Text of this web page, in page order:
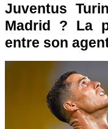
Juventus
Madrid ? La
entre son